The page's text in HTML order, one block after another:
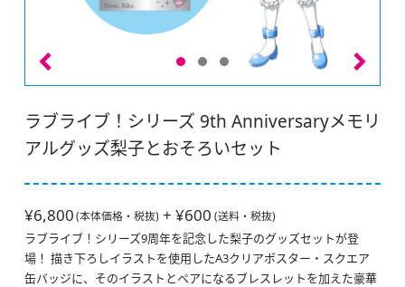
ラブライブ！シリーズ 9th Anniversaryメモリ
アルグッズ梨子とおそろいセット
¥6,800 (本体価格・税抜) + ¥600 (送料・税抜)
ラブライブ！シリーズ9周年を記念した梨子のグッズセットが登
場！ 描き下ろしイラストを使用したA3クリアポスター・スクエア
缶バッジに、そのイラストとペアになるブレスレットを加えた豪華